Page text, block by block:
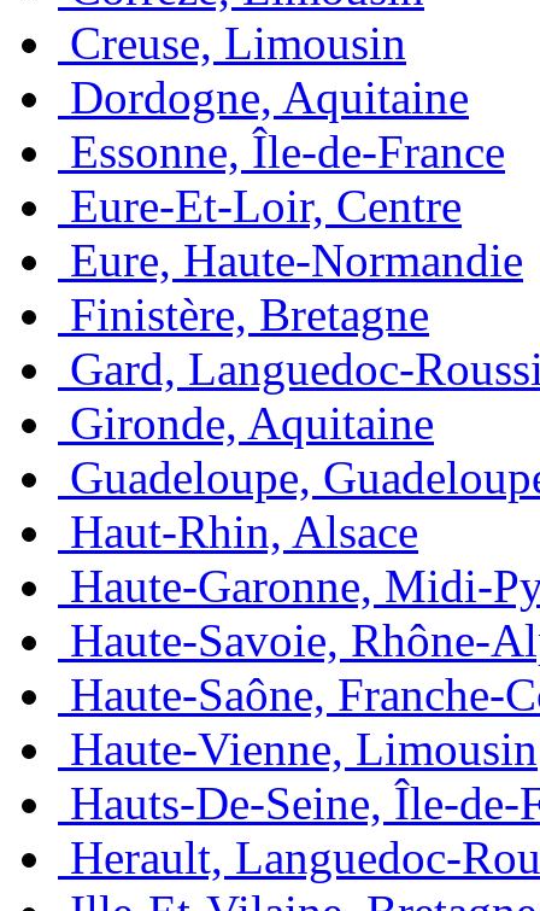
Creuse, Limousin
Dordogne, Aquitaine
Essonne, Île-de-France
Eure-Et-Loir, Centre
Eure, Haute-Normandie
Finistère, Bretagne
Gard, Languedoc-
Gironde, Aquitaine
Guadeloupe,
Haut-Rhin, Alsace
Haute-Garonne, Midi-
Haute-Savoie, Rhône-
Haute-Saône, Franche-
Haute-Vienne, Limousin
Hauts-De-Seine, Île-de-
Herault, Languedoc-